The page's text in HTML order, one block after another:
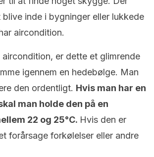
inde i bygninger eller lukkede
aircondition.
aircondition, er dette et glimrende
igennem en hedebølge. Man
den ordentligt. Hvis man har en
man holde den på en
22 og 25°C. Hvis den er
forårsage forkølelser eller andre